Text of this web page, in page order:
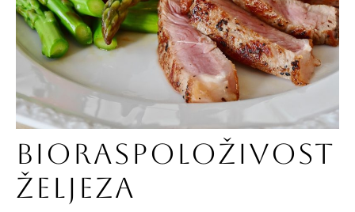
BIORASPOLOŽIVOST
ŽELJEZA